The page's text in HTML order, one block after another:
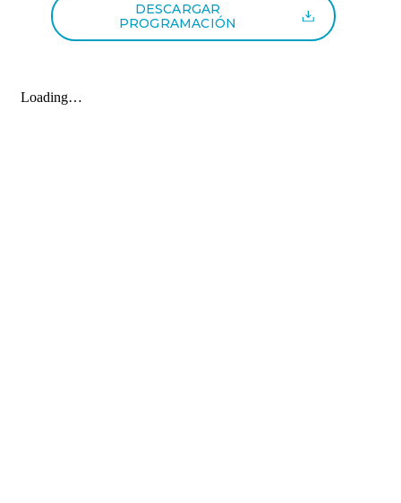
DESCARGAR
PROGRAMACIÓN